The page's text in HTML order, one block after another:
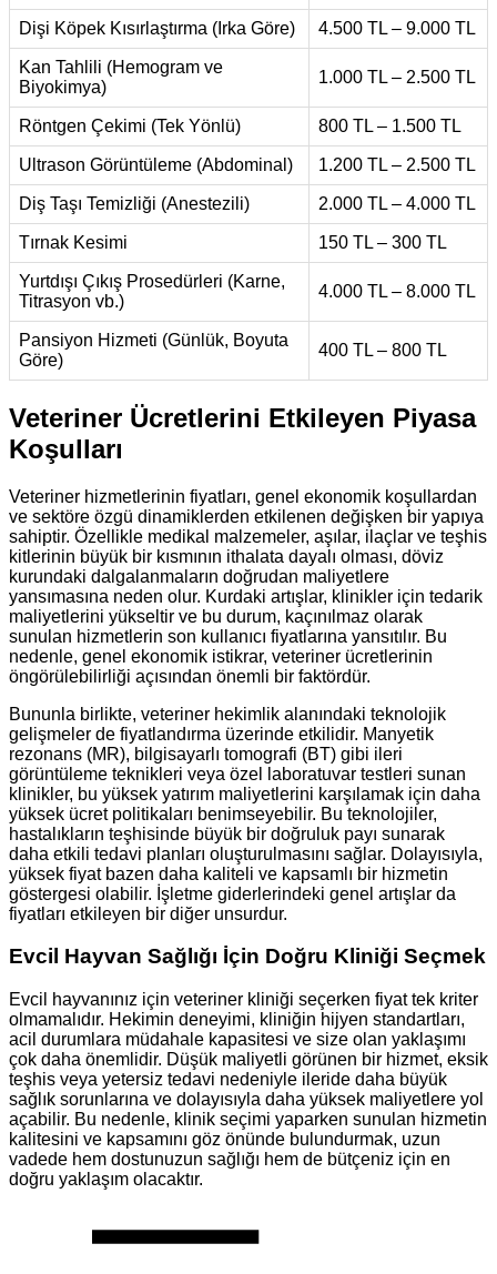
Dişi Köpek Kısırlaştırma (Irka Göre) 4.500 TL – 9.000 TL
Kan Tahlili (Hemogram ve
Biyokimya)
1.000 TL – 2.500 TL
Röntgen Çekimi (Tek Yönlü) 800 TL – 1.500 TL
Ultrason Görüntüleme (Abdominal) 1.200 TL – 2.500 TL
Diş Taşı Temizliği (Anestezili) 2.000 TL – 4.000 TL
Tırnak Kesimi 150 TL – 300 TL
Yurtdışı Çıkış Prosedürleri (Karne,
Titrasyon vb.)
4.000 TL – 8.000 TL
Pansiyon Hizmeti (Günlük, Boyuta
Göre)
400 TL – 800 TL
Veteriner Ücretlerini Etkileyen Piyasa
Koşulları
Veteriner hizmetlerinin fiyatları, genel ekonomik koşullardan
ve sektöre özgü dinamiklerden etkilenen değişken bir yapıya
sahiptir. Özellikle medikal malzemeler, aşılar, ilaçlar ve teşhis
kitlerinin büyük bir kısmının ithalata dayalı olması, döviz
kurundaki dalgalanmaların doğrudan maliyetlere
yansımasına neden olur. Kurdaki artışlar, klinikler için tedarik
maliyetlerini yükseltir ve bu durum, kaçınılmaz olarak
sunulan hizmetlerin son kullanıcı fiyatlarına yansıtılır. Bu
nedenle, genel ekonomik istikrar, veteriner ücretlerinin
öngörülebilirliği açısından önemli bir faktördür.
Bununla birlikte, veteriner hekimlik alanındaki teknolojik
gelişmeler de fiyatlandırma üzerinde etkilidir. Manyetik
rezonans (MR), bilgisayarlı tomografi (BT) gibi ileri
görüntüleme teknikleri veya özel laboratuvar testleri sunan
klinikler, bu yüksek yatırım maliyetlerini karşılamak için daha
yüksek ücret politikaları benimseyebilir. Bu teknolojiler,
hastalıkların teşhisinde büyük bir doğruluk payı sunarak
daha etkili tedavi planları oluşturulmasını sağlar. Dolayısıyla,
yüksek fiyat bazen daha kaliteli ve kapsamlı bir hizmetin
göstergesi olabilir. İşletme giderlerindeki genel artışlar da
fiyatları etkileyen bir diğer unsurdur.
Evcil Hayvan Sağlığı İçin Doğru Kliniği Seçmek
Evcil hayvanınız için veteriner kliniği seçerken fiyat tek kriter
olmamalıdır. Hekimin deneyimi, kliniğin hijyen standartları,
acil durumlara müdahale kapasitesi ve size olan yaklaşımı
çok daha önemlidir. Düşük maliyetli görünen bir hizmet, eksik
teşhis veya yetersiz tedavi nedeniyle ileride daha büyük
sağlık sorunlarına ve dolayısıyla daha yüksek maliyetlere yol
açabilir. Bu nedenle, klinik seçimi yaparken sunulan hizmetin
kalitesini ve kapsamını göz önünde bulundurmak, uzun
vadede hem dostunuzun sağlığı hem de bütçeniz için en
doğru yaklaşım olacaktır.